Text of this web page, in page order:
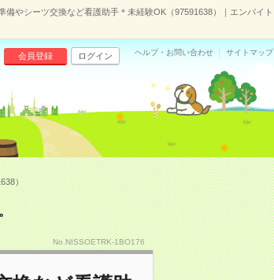
備やシーツ交換など看護助手＊未経験OK（97591638）｜エンバイト
会員登録 ログイン ヘルプ・お問い合わせ サイトマップ
）
No.NISSOETRK-1BO176